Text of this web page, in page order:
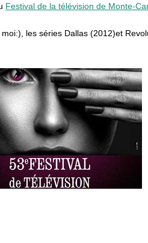
Festival de la télévision de Monte-
les séries Dallas (2012)et